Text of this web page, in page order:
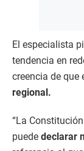
El especialista
tendencia en
creencia de que
regional.
“La
puede declarar